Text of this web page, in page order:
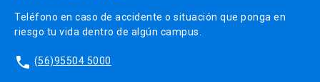
Teléfono en caso de accidente o situación que ponga en
riesgo tu vida dentro de algún campus.
phone (56)95504 5000